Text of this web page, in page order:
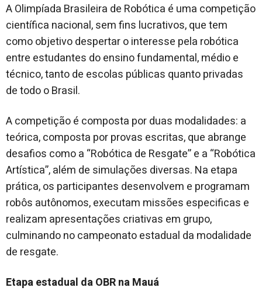
A Olimpíada Brasileira de Robótica é uma competição
científica nacional, sem fins lucrativos, que tem
como objetivo despertar o interesse pela robótica
entre estudantes do ensino fundamental, médio e
técnico, tanto de escolas públicas quanto privadas
de todo o Brasil.
A competição é composta por duas modalidades: a
teórica, composta por provas escritas, que abrange
desafios como a “Robótica de Resgate” e a “Robótica
Artística”, além de simulações diversas. Na etapa
prática, os participantes desenvolvem e programam
robôs autônomos, executam missões especificas e
realizam apresentações criativas em grupo,
culminando no campeonato estadual da modalidade
de resgate.
Etapa estadual da OBR na Mauá